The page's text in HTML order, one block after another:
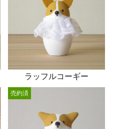
ラッフルコーギー
売約済